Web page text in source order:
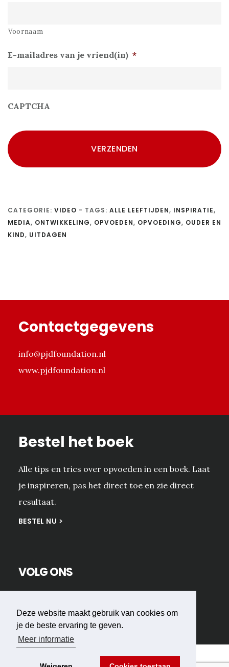
Deze website maakt gebruik van cookies om
je de beste ervaring te geven.
Meer informatie
Voornaam
E-mailadres van je vriend(in) *
CAPTCHA
CATEGORIE: VIDEO - TAGS: ALLE LEEFTIJDEN, INSPIRATIE,
MEDIA, ONTWIKKELING, OPVOEDEN, OPVOEDING, OUDER EN
KIND, UITDAGEN
Contactgegevens
info@pjdfoundation.nl
www.pjdfoundation.nl
Bestel het boek
Alle tips en trics over opvoeden in een boek. Laat
je inspireren, pas het direct toe en zie direct
resultaat.
BESTEL NU >
VOLG ONS